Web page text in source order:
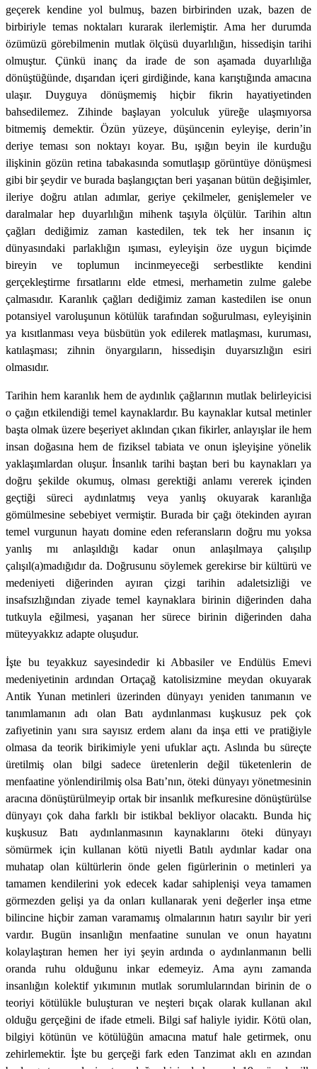
geçerek kendine yol bulmuş, bazen birbirinden uzak, bazen de
birbiriyle temas noktaları kurarak ilerlemiştir. Ama her durumda
özümüzü görebilmenin mutlak ölçüsü duyarlılığın, hissedişin tarihi
olmuştur. Çünkü inanç da irade de son aşamada duyarlılığa
dönüştüğünde, dışarıdan içeri girdiğinde, kana karıştığında amacına
ulaşır. Duyguya dönüşmemiş hiçbir fikrin hayatiyetinden
bahsedilemez. Zihinde başlayan yolculuk yüreğe ulaşmıyorsa
bitmemiş demektir. Özün yüzeye, düşüncenin eyleyişe, derin’in
deriye teması son noktayı koyar. Bu, ışığın beyin ile kurduğu
ilişkinin gözün retina tabakasında somutlaşıp görüntüye dönüşmesi
gibi bir şeydir ve burada başlangıçtan beri yaşanan bütün değişimler,
ileriye doğru atılan adımlar, geriye çekilmeler, genişlemeler ve
daralmalar hep duyarlılığın mihenk taşıyla ölçülür. Tarihin altın
çağları dediğimiz zaman kastedilen, tek tek her insanın iç
dünyasındaki parlaklığın ışıması, eyleyişin öze uygun biçimde
bireyin ve toplumun incinmeyeceği serbestlikte kendini
gerçekleştirme fırsatlarını elde etmesi, merhametin zulme galebe
çalmasıdır. Karanlık çağları dediğimiz zaman kastedilen ise onun
potansiyel varoluşunun kötülük tarafından soğurulması, eyleyişinin
ya kısıtlanması veya büsbütün yok edilerek matlaşması, kuruması,
katılaşması; zihnin önyargıların, hissedişin duyarsızlığın esiri
olmasıdır.
Tarihin hem karanlık hem de aydınlık çağlarının mutlak belirleyicisi
o çağın etkilendiği temel kaynaklardır. Bu kaynaklar kutsal metinler
başta olmak üzere beşeriyet aklından çıkan fikirler, anlayışlar ile hem
insan doğasına hem de fiziksel tabiata ve onun işleyişine yönelik
yaklaşımlardan oluşur. İnsanlık tarihi baştan beri bu kaynakları ya
doğru şekilde okumuş, olması gerektiği anlamı vererek içinden
geçtiği süreci aydınlatmış veya yanlış okuyarak karanlığa
gömülmesine sebebiyet vermiştir. Burada bir çağı ötekinden ayıran
temel vurgunun hayatı domine eden referansların doğru mu yoksa
yanlış mı anlaşıldığı kadar onun anlaşılmaya çalışılıp
çalışıl(a)madığıdır da. Doğrusunu söylemek gerekirse bir kültürü ve
medeniyeti diğerinden ayıran çizgi tarihin adaletsizliği ve
insafsızlığından ziyade temel kaynaklara birinin diğerinden daha
tutkuyla eğilmesi, yaşanan her sürece birinin diğerinden daha
müteyyakkız adapte oluşudur.
İşte bu teyakkuz sayesindedir ki Abbasiler ve Endülüs Emevi
medeniyetinin ardından Ortaçağ katolisizmine meydan okuyarak
Antik Yunan metinleri üzerinden dünyayı yeniden tanımanın ve
tanımlamanın adı olan Batı aydınlanması kuşkusuz pek çok
zafiyetinin yanı sıra sayısız erdem alanı da inşa etti ve pratiğiyle
olmasa da teorik birikimiyle yeni ufuklar açtı. Aslında bu süreçte
üretilmiş olan bilgi sadece üretenlerin değil tüketenlerin de
menfaatine yönlendirilmiş olsa Batı’nın, öteki dünyayı yönetmesinin
aracına dönüştürülmeyip ortak bir insanlık mefkuresine dönüştürülse
dünyayı çok daha farklı bir istikbal bekliyor olacaktı. Bunda hiç
kuşkusuz Batı aydınlanmasının kaynaklarını öteki dünyayı
sömürmek için kullanan kötü niyetli Batılı aydınlar kadar ona
muhatap olan kültürlerin önde gelen figürlerinin o metinleri ya
tamamen kendilerini yok edecek kadar sahiplenişi veya tamamen
görmezden gelişi ya da onları kullanarak yeni değerler inşa etme
bilincine hiçbir zaman varamamış olmalarının hatırı sayılır bir yeri
vardır. Bugün insanlığın menfaatine sunulan ve onun hayatını
kolaylaştıran hemen her iyi şeyin ardında o aydınlanmanın belli
oranda ruhu olduğunu inkar edemeyiz. Ama aynı zamanda
insanlığın kolektif yıkımının mutlak sorumlularından birinin de o
teoriyi kötülükle buluşturan ve neşteri bıçak olarak kullanan akıl
olduğu gerçeğini de ifade etmeli. Bilgi saf haliyle iyidir. Kötü olan,
bilgiyi kötünün ve kötülüğün amacına matuf hale getirmek, onu
zehirlemektir. İşte bu gerçeği fark eden Tanzimat aklı en azından